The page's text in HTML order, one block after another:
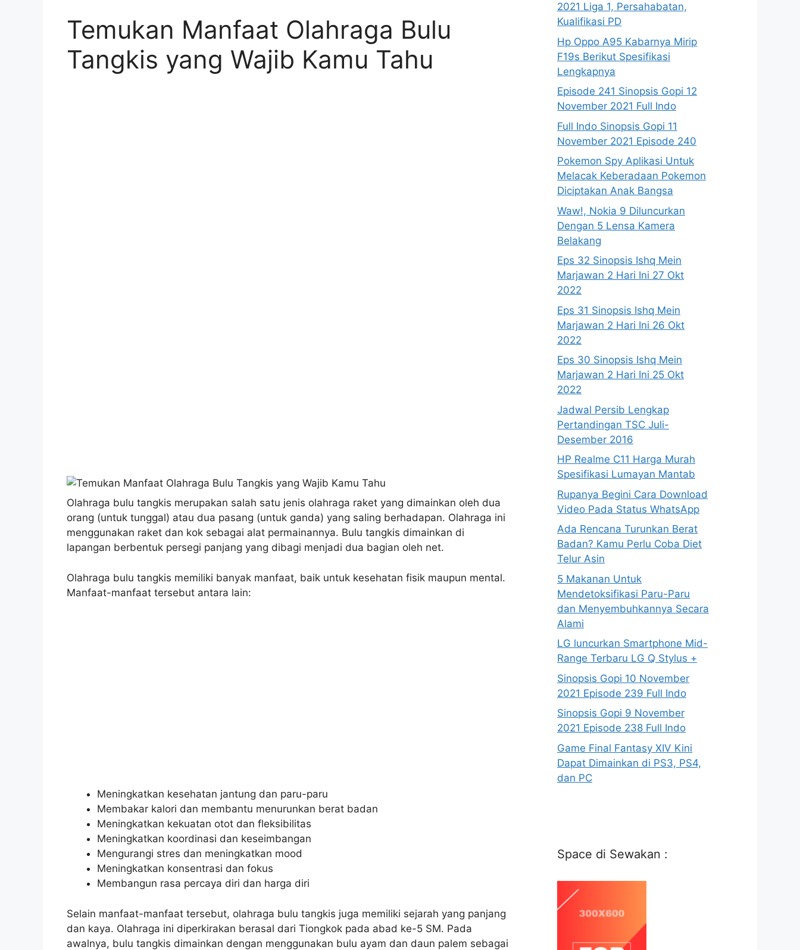
Temukan Manfaat Olahraga Bulu
Tangkis yang Wajib Kamu Tahu
Olahraga bulu tangkis merupakan salah satu jenis olahraga raket yang dimainkan oleh dua
orang (untuk tunggal) atau dua pasang (untuk ganda) yang saling berhadapan. Olahraga ini
menggunakan raket dan kok sebagai alat permainannya. Bulu tangkis dimainkan di
lapangan berbentuk persegi panjang yang dibagi menjadi dua bagian oleh net.
Olahraga bulu tangkis memiliki banyak manfaat, baik untuk kesehatan fisik maupun mental.
Manfaat-manfaat tersebut antara lain:
Meningkatkan kesehatan jantung dan paru-paru
Membakar kalori dan membantu menurunkan berat badan
Meningkatkan kekuatan otot dan fleksibilitas
Meningkatkan koordinasi dan keseimbangan
Mengurangi stres dan meningkatkan mood
Meningkatkan konsentrasi dan fokus
Membangun rasa percaya diri dan harga diri
Selain manfaat-manfaat tersebut, olahraga bulu tangkis juga memiliki sejarah yang panjang
dan kaya. Olahraga ini diperkirakan berasal dari Tiongkok pada abad ke-5 SM. Pada
awalnya, bulu tangkis dimainkan dengan menggunakan bulu ayam dan daun palem sebagai
2021 Liga 1, Persahabatan,
Kualifikasi PD
Hp Oppo A95 Kabarnya Mirip
F19s Berikut Spesifikasi
Lengkapnya
Episode 241 Sinopsis Gopi 12
November 2021 Full Indo
Full Indo Sinopsis Gopi 11
November 2021 Episode 240
Pokemon Spy Aplikasi Untuk
Melacak Keberadaan Pokemon
Diciptakan Anak Bangsa
Waw!, Nokia 9 Diluncurkan
Dengan 5 Lensa Kamera
Belakang
Eps 32 Sinopsis Ishq Mein
Marjawan 2 Hari Ini 27 Okt
2022
Eps 31 Sinopsis Ishq Mein
Marjawan 2 Hari Ini 26 Okt
2022
Eps 30 Sinopsis Ishq Mein
Marjawan 2 Hari Ini 25 Okt
2022
Jadwal Persib Lengkap
Pertandingan TSC Juli-
Desember 2016
HP Realme C11 Harga Murah
Spesifikasi Lumayan Mantab
Rupanya Begini Cara Download
Video Pada Status WhatsApp
Ada Rencana Turunkan Berat
Badan? Kamu Perlu Coba Diet
Telur Asin
5 Makanan Untuk
Mendetoksifikasi Paru-Paru
dan Menyembuhkannya Secara
Alami
LG luncurkan Smartphone Mid-
Range Terbaru LG Q Stylus +
Sinopsis Gopi 10 November
2021 Episode 239 Full Indo
Sinopsis Gopi 9 November
2021 Episode 238 Full Indo
Game Final Fantasy XIV Kini
Dapat Dimainkan di PS3, PS4,
dan PC
Space di Sewakan :